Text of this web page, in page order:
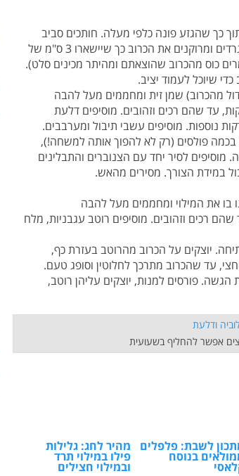
כך שהגזע פונה כלפי מעלה. חותכים סביב
חרוט בסכין גדולה ומחלצים החוצה. בעזרת כף וסכין מגרדים ומרוקנים את הכרוב כך שיישארו 3 ס"מ של
כוס מהכרוב שהוצאתם ומהיתר מכינים סלט).
שיוכל לעמוד יציב.
מהכרוב) שמן זית ומחממים מעל להבה
גבוהה. מטגנים את הבצל והשום במשך כ-5 דקות, עד שהם רכים וזהובים. מוסיפים דלעת
בכמה פולסים (רק לא להפוך אותה למשחה!),
מוסיפים לסיר יחד עם הצנוברים והתבלינים
בו את המילוי ומחממים מעל להבה
מטגנים את הבצל והשום כ-5 דקות, עד שהם רכים וזהובים. מוסיפים רוטב עגבניות, מלח
יוצקים על הכרוב מהרוטב בעזרת כף,
עד שהכרוב מתרכך לחלוטין וסופג טעם.
פורסים למנות, יוצקים עליהן רוטב,
אפשר להחליף בשעועית
לשבת: פלפלים
בנוסח
מהיר לחג: גלילות
פילו במילוי תרד
ובמילוי חצילים